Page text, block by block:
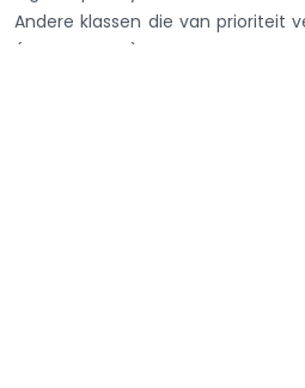
Andere klassen die van prioriteit
(fosfomycine), maar deze worden